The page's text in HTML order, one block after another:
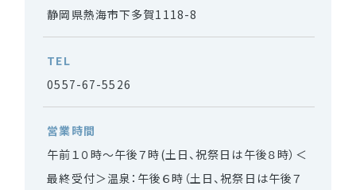
静岡県熱海市下多賀1118-8
TEL
0557-67-5526
営業時間
午前１０時～午後７時(土日、祝祭日は午後８時）＜
最終受付＞温泉：午後６時（土日、祝祭日は午後７